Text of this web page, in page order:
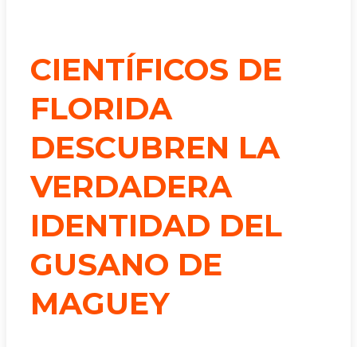
CIENTÍFICOS DE
FLORIDA
DESCUBREN LA
VERDADERA
IDENTIDAD DEL
GUSANO DE
MAGUEY